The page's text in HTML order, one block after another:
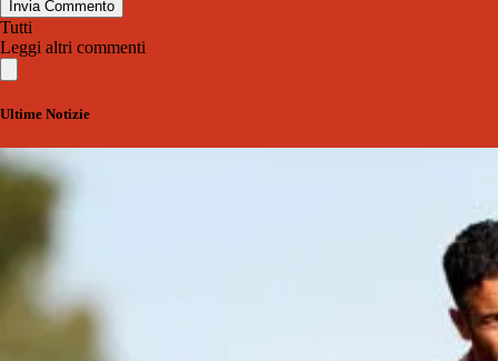
Invia Commento
Tutti
Leggi altri commenti
Ultime Notizie